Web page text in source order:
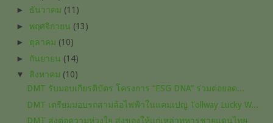
► ธันวาคม (11)
► พฤศจิกายน (13)
► ตุลาคม (10)
► กันยายน (14)
▼ สิงหาคม (10)
DMT รับมอบเกียรติบัตร โครงการ “ESG DNA” ร่วมต่อยอด...
DMT เตรียมมอบรถสามล้อไฟฟ้าในแคมเปญ Tollway Lucky W...
DMT ส่งต่อความห่วงใย ส่งของให้แก่เหล่าทหารชายแดนไทย